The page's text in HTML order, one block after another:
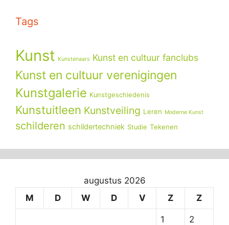
Tags
Kunst Kunstenaars Kunst en cultuur fanclubs
Kunst en cultuur verenigingen
Kunstgalerie Kunstgeschiedenis
Kunstuitleen Kunstveiling Leren Moderne Kunst
schilderen schildertechniek Studie Tekenen
augustus 2026
M
D W D V Z Z
1 2